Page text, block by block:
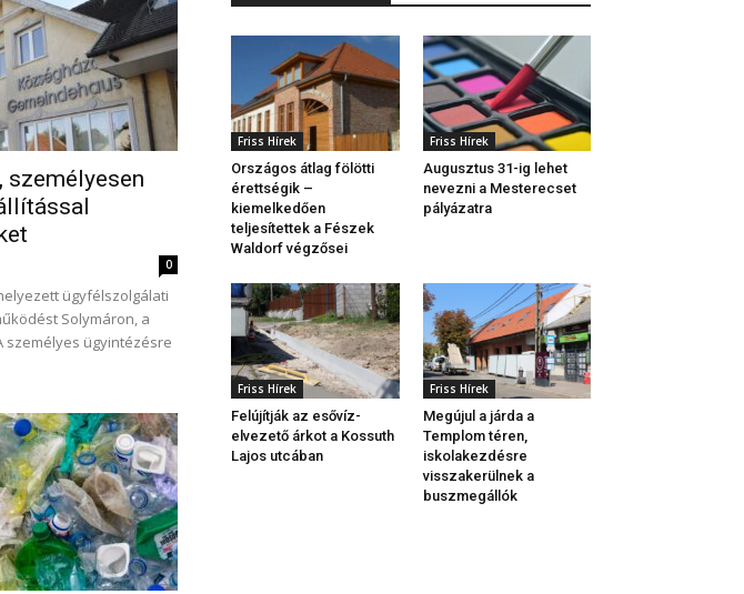
személyesen
0
ügyfélszolgálati
Solymáron, a
személyes ügyintézésre
Friss Hírek
Országos átlag fölötti
érettségik –
kiemelkedően
teljesítettek a Fészek
Waldorf végzősei
Friss Hírek
Augusztus 31-ig lehet
nevezni a Mesterecset
pályázatra
Friss Hírek
Felújítják az esővíz-
elvezető árkot a Kossuth
Lajos utcában
Friss Hírek
Megújul a járda a
Templom téren,
iskolakezdésre
visszakerülnek a
buszmegállók